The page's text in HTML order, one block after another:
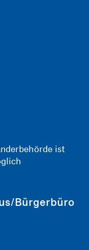
ist
Bürgerbüro